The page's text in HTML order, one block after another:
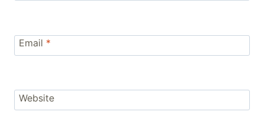
Email *
Website